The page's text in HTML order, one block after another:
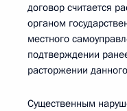
договор считается
органом
местного
подтверждении
расторжении
Существенным